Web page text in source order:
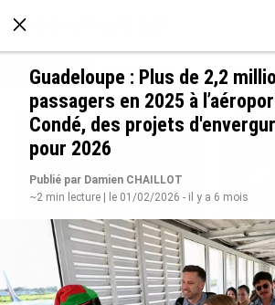
À LA UNE POLITIQUE
Guadeloupe : Plus de 2,2
passagers en 2025 à
Condé, des projets
pour 2026
Publié par Damien CHAILLOT
~2 min lecture | le 01/02/2026 - il y a 6 mois